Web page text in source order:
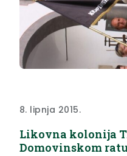
8. lipnja 2015.
Likovna kolonija
Domovinskom